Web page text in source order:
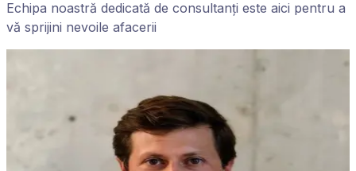
Echipa noastră dedicată de consultanți este aici pentru a
vă sprijini nevoile afacerii